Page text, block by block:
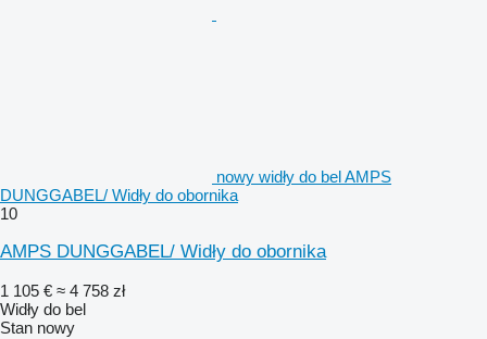
nowy widły do bel AMPS
DUNGGABEL/ Widły do obornika
10
AMPS DUNGGABEL/ Widły do obornika
1 105 € ≈ 4 758 zł
Widły do bel
Stan nowy